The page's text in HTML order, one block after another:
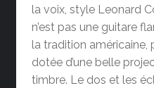
la voix, style Leonard
n’est pas une guitare
la tradition américaine,
dotée d’une belle
timbre. Le dos et les